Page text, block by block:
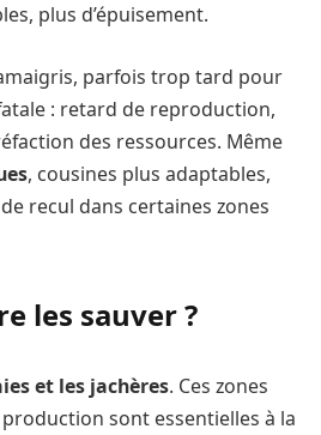
plus d’épuisement.
parfois trop tard pour
: retard de reproduction,
des ressources. Même
, cousines plus adaptables,
recul dans certaines zones
les sauver ?
et les jachères. Ces zones
sont essentielles à la